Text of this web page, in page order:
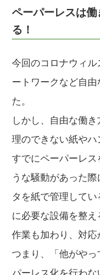
ペーパーレスは
る！
今回のコロナウィ
ートワークなど自
た。
しかし、自由な働
理のできない紙やハ
すでにペーパーレス
うな騒動があった
タを紙で管理して
に必要な設備を整
作業も加わり、対応
つまり、「他がや